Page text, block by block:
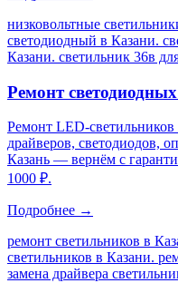
низковольтные
светодиодный в Казани.
Казани. светильник 36в
Ремонт
Ремонт LED-
драйверов, светодиодов,
Казань — вернём с
1000 ₽.
Подробнее →
ремонт светильников в
светильников в Казани.
замена драйвера